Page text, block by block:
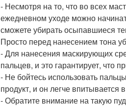
- Несмотря на то, что во всех
ежедневном уходе можно
сможете убирать осыпавшиеся
Просто перед нанесением тона
- Для нанесения маскирующих
пальцев, и это гарантирует, что
- Не бойтесь использовать
продукт, и он легче
- Обратите внимание на такую